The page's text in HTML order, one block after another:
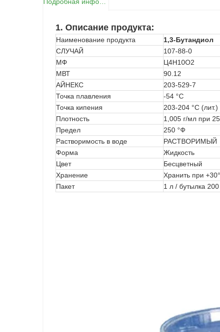
1. Описание продукта:
Наименование продукта
1,3-Бутандиол
СЛУЧАЙ
107-88-0
МФ
Ц4Н10О2
МВТ
90.12
АЙНЕКС
203-529-7
Точка плавления
-54 °С
Точка кипения
203-204 °C (лит.)
Плотность
1,005 г/мл при
Предел
250 °Ф
Растворимость в воде
РАСТВОРИМЫЙ
Форма
Жидкость
Цвет
Бесцветный
Хранение
Хранить при
Пакет
1 л / бутылка